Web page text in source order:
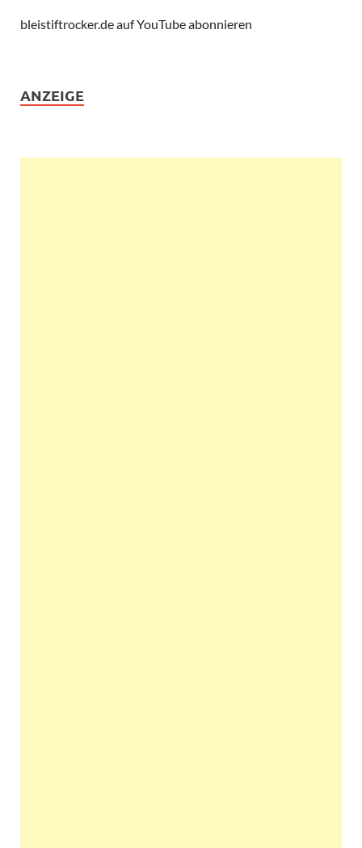
bleistiftrocker.de auf YouTube abonnieren
ANZEIGE